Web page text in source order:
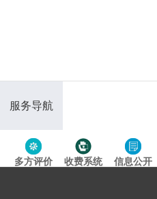
服务导航
多方评价 收费系统 信息公开